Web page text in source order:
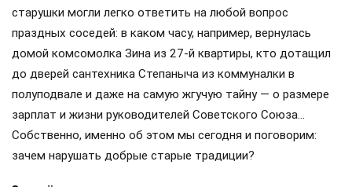
старушки могли легко ответить на любой вопрос
праздных соседей: в каком часу, например, вернулась
домой комсомолка Зина из 27-й квартиры, кто дотащил
до дверей сантехника Степаныча из коммуналки в
полуподвале и даже на самую жгучую тайну — о размере
зарплат и жизни руководителей Советского Союза…
Собственно, именно об этом мы сегодня и поговорим:
зачем нарушать добрые старые традиции?